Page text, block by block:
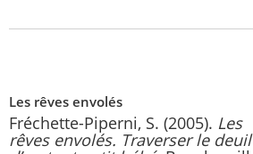
Les rêves envolés
Fréchette-Piperni, S. (2005). Les
rêves envolés. Traverser le deuil